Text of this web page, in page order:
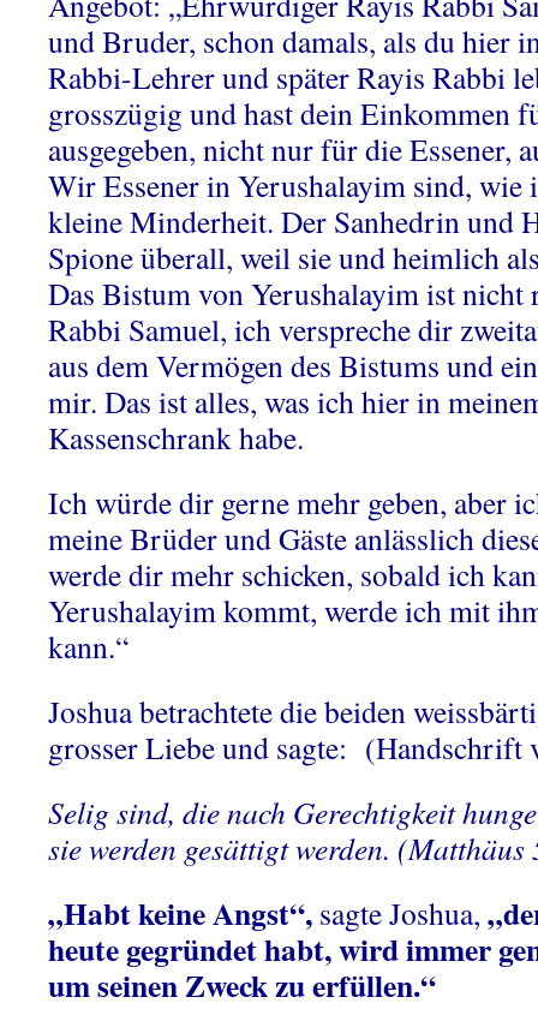
und Bruder, schon damals, als du hier
Rabbi-Lehrer und später Rayis Rabbi
grosszügig und hast dein Einkommen
ausgegeben, nicht nur für die Essener,
Wir Essener in Yerushalayim sind, wie
kleine Minderheit. Der Sanhedrin und
Spione überall, weil sie und heimlich
Das Bistum von Yerushalayim ist nicht
Rabbi Samuel, ich verspreche dir
aus dem Vermögen des Bistums und
mir. Das ist alles, was ich hier in
Kassenschrank habe.
Ich würde dir gerne mehr geben, aber
meine Brüder und Gäste anlässlich
werde dir mehr schicken, sobald ich
Yerushalayim kommt, werde ich mit
kann.“
Joshua betrachtete die beiden
grosser Liebe und sagte: (Handschrift
Selig sind, die nach Gerechtigkeit
sie werden gesättigt werden. (Matthäus
„Habt keine Angst“, sagte Joshua,
heute gegründet habt, wird immer
um seinen Zweck zu erfüllen.“